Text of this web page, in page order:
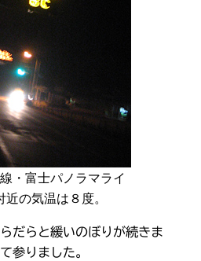
・富士パノラマライ
近の気温は８度。
だらと緩いのぼりが続きま
参りました。